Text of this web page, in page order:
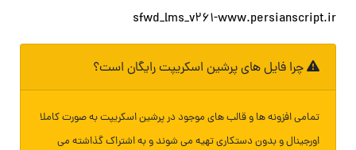
sfwd_lms_v261-www.persianscript.ir
چرا فایل های پرشین اسکریپت رایگان است؟
تمامی افزونه ها و قالب های موجود در پرشین اسکریپت به صورت کاملا
اورجینال و بدون دستکاری تهیه می شوند و به اشتراک گذاشته می